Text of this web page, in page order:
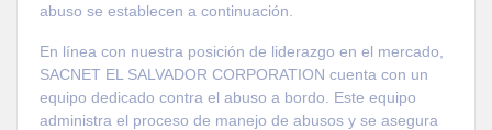
abuso se establecen a continuación.
En línea con nuestra posición de liderazgo en el mercado,
SACNET EL SALVADOR CORPORATION cuenta con un
equipo dedicado contra el abuso a bordo. Este equipo
administra el proceso de manejo de abusos y se asegura